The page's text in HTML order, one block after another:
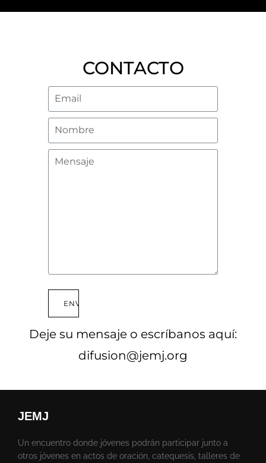
CONTACTO
ENVIAR
Deje su mensaje o escríbanos aquí:
difusion@jemj.org
JEMJ
Un encuentro donde jóvenes podrán participar junto a
otros jóvenes en actos de oración, catequesis, talleres de